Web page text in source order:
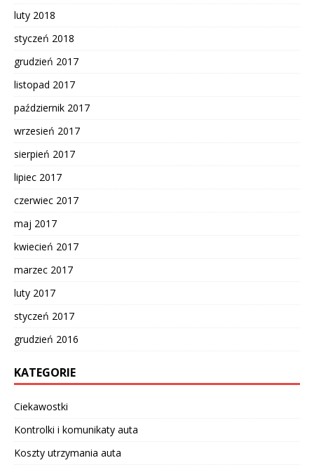
luty 2018
styczeń 2018
grudzień 2017
listopad 2017
październik 2017
wrzesień 2017
sierpień 2017
lipiec 2017
czerwiec 2017
maj 2017
kwiecień 2017
marzec 2017
luty 2017
styczeń 2017
grudzień 2016
KATEGORIE
Ciekawostki
Kontrolki i komunikaty auta
Koszty utrzymania auta